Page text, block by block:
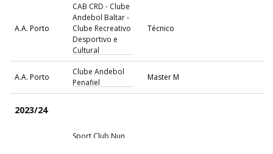
A.A. Porto
CAB CRD - Clube
Andebol Baltar -
Clube Recreativo
Desportivo e
Cultural
Técnico
A.A. Porto
Clube Andebol
Penafiel
Master M
2023/24
Sport Club Nun